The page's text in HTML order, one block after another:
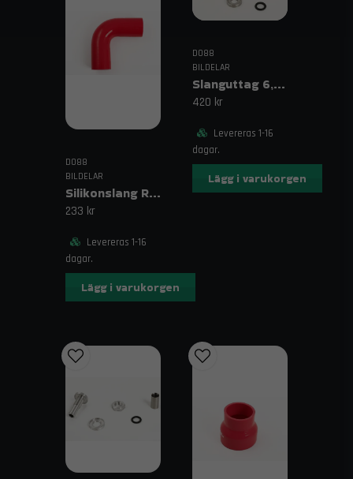
så hjälper vi dig gärna. Vi
erbjuder fri frakt på beställningar över 1995 kr och
snabb leverans.
Relaterade sökord
Audi S2 tryckslangar, Audi RS2 slangkit, silikonslangar
DO88
BILDELAR
Silikonslang Röd 90° 2" (51mm)
233 kr
Levereras 1-16
dagar.
Lägg i varukorgen
DO88
BILDELAR
Slanguttag 6,3mm (1/4")
420 kr
Levereras 1-16
dagar.
Lägg i varukorgen